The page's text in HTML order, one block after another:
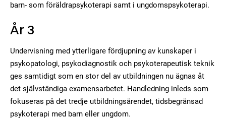
barn- som föräldrapsykoterapi samt i ungdomspsykoterapi.
År 3
Undervisning med ytterligare fördjupning av kunskaper i
psykopatologi, psykodiagnostik och psykoterapeutisk teknik
ges samtidigt som en stor del av utbildningen nu ägnas åt
det självständiga examensarbetet. Handledning inleds som
fokuseras på det tredje utbildningsärendet, tidsbegränsad
psykoterapi med barn eller ungdom.